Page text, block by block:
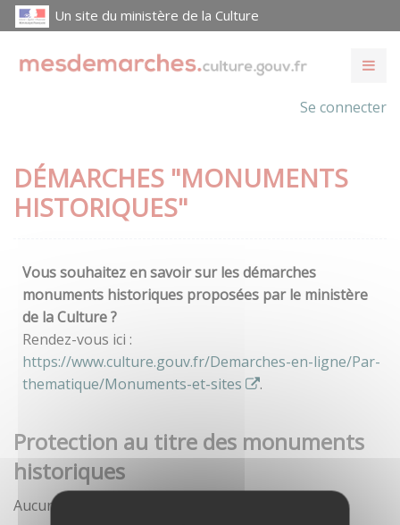
Un site du ministère de la Culture
Se connecter
DÉMARCHES "MONUMENTS
HISTORIQUES"
Vous souhaitez en savoir sur les démarches
monuments historiques proposées par le ministère
de la Culture ?
Rendez-vous ici :
https://www.culture.gouv.fr/Demarches-en-ligne/Par-
thematique/Monuments-et-sites
.
Protection au titre des monuments
historiques
Aucune démarche pour le moment